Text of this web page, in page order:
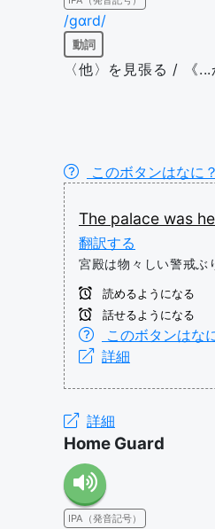
/ɡɑrd/
動詞
〈他〉を見張る / 《
このボタンはなに？
The palace was
翻訳する
宮殿は物々しい警戒ぶ
読めるようになる
話せるようになる
このボタンはな
詳細
詳細
Home Guard
IPA（発音記号）